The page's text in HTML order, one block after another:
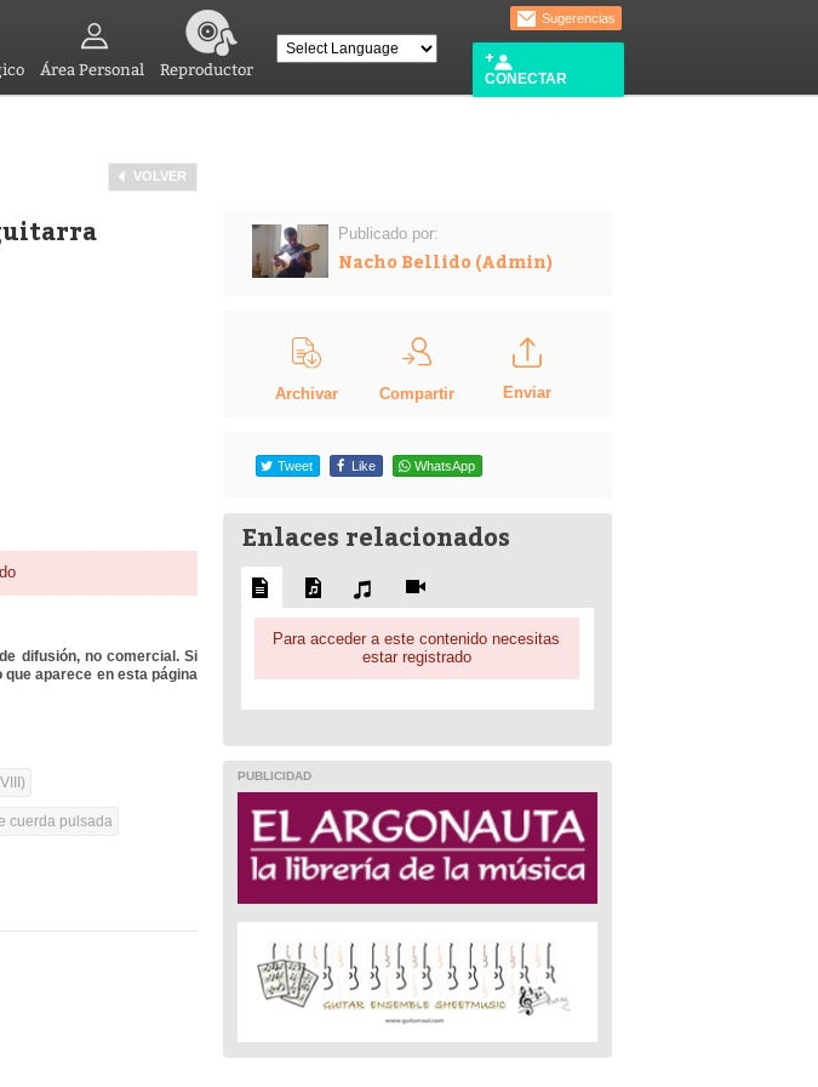
Área Personal Reproductor
Sugerencias
CONECTAR
VOLVER
difusión, no comercial. Si
aparece en esta página
cuerda pulsada
Publicado por:
Nacho Bellido (Admin)
Archivar Compartir Enviar
Tweet Like WhatsApp
Enlaces relacionados
Para acceder a este contenido necesitas
estar registrado
PUBLICIDAD